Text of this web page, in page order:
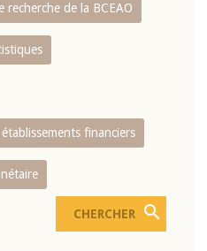
recherche de la BCEAO
financiers